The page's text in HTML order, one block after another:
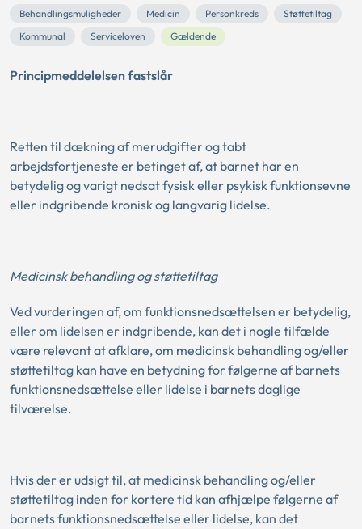
Behandlingsmuligheder Medicin Personkreds
Støttetiltag
Kommunal
Serviceloven Gældende
Principmeddelelsen fastslår
Retten til dækning af merudgifter og tabt
arbejdsfortjeneste er betinget af, at barnet har en
betydelig og varigt nedsat fysisk eller psykisk funktionsevne
eller indgribende kronisk og langvarig lidelse.
Medicinsk behandling og støttetiltag
Ved vurderingen af, om funktionsnedsættelsen er betydelig,
eller om lidelsen er indgribende, kan det i nogle tilfælde
være relevant at afklare, om medicinsk behandling og/eller
støttetiltag kan have en betydning for følgerne af barnets
funktionsnedsættelse eller lidelse i barnets daglige
tilværelse.
Hvis der er udsigt til, at medicinsk behandling og/eller
støttetiltag inden for kortere tid kan afhjælpe følgerne af
barnets funktionsnedsættelse eller lidelse, kan det